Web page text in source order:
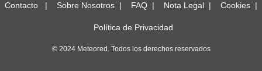
Contacto Sobre Nosotros FAQ Nota Legal Cookies
Política de Privacidad
© 2024 Meteored. Todos los derechos reservados